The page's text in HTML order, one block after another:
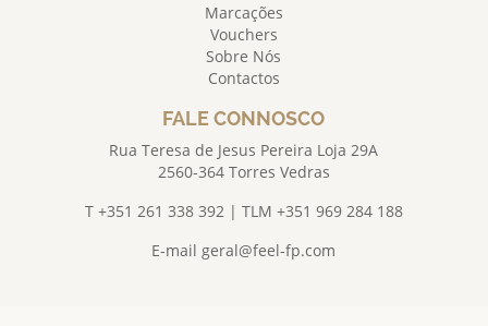
Marcações
Vouchers
Sobre Nós
Contactos
FALE CONNOSCO
Rua Teresa de Jesus Pereira Loja 29A
2560-364 Torres Vedras
T +351 261 338 392 | TLM +351 969 284 188
E-mailgeral@feel-fp.com